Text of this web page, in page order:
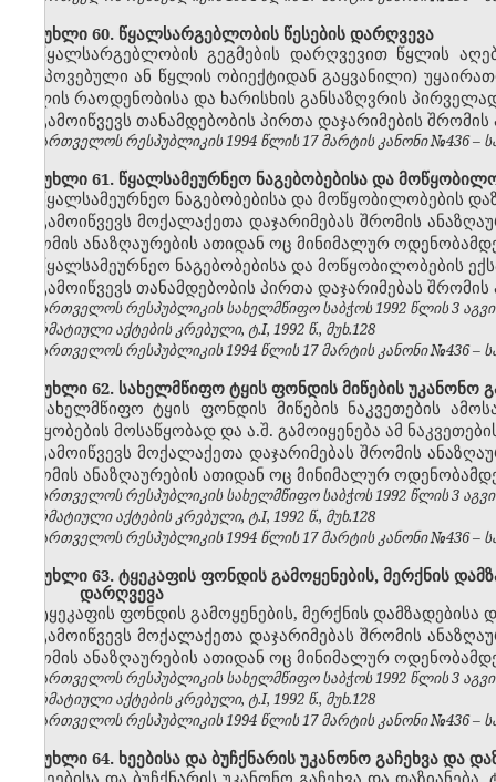
მუხლი 60. წყალსარგებლობის წესების დარღვევა
წყალსარგებლობის გეგმების დარღვევით წყლის
(მოპოვებული ან წყლის ობიექტიდან გაყვანილი)
წყლის რაოდენობისა და ხარისხის განსაზღვრის
გამოიწვევს თანამდებობის პირთა დაჯარიმების
საქართველოს რესპუბლიკის 1994 წლის 17 მარტის კანონი №436 –
მუხლი 61. წყალსამეურნეო ნაგებობებისა და
წყალსამეურნეო ნაგებობებისა და მოწყობილობების
გამოიწვევს მოქალაქეთა დაჯარიმებას შრომის
შრომის ანაზღაურების ათიდან ოც მინიმალურ
წყალსამეურნეო ნაგებობებისა და მოწყობილობების
გამოიწვევს თანამდებობის პირთა დაჯარიმებას
საქართველოს რესპუბლიკის სახელმწიფო საბჭოს 1992 წლის 3
ნორმატიული აქტების კრებული, ტ.I, 1992 წ., მუხ.128
საქართველოს რესპუბლიკის 1994 წლის 17 მარტის კანონი №436 –
მუხლი 62. სახელმწიფო ტყის ფონდის მიწების უკანონო
სახელმწიფო ტყის ფონდის მიწების ნაკვეთების
საწყობების მოსაწყობად და ა.შ. გამოიყენება ამ
გამოიწვევს მოქალაქეთა დაჯარიმებას შრომის
შრომის ანაზღაურების ათიდან ოც მინიმალურ
საქართველოს რესპუბლიკის სახელმწიფო საბჭოს 1992 წლის 3
ნორმატიული აქტების კრებული, ტ.I, 1992 წ., მუხ.128
საქართველოს რესპუბლიკის 1994 წლის 17 მარტის კანონი №436 –
მუხლი 63. ტყეკაფის ფონდის გამოყენების, მერქნის
დარღვევა
ტყეკაფის ფონდის გამოყენების, მერქნის
გამოიწვევს მოქალაქეთა დაჯარიმებას შრომის
შრომის ანაზღაურების ათიდან ოც მინიმალურ
საქართველოს რესპუბლიკის სახელმწიფო საბჭოს 1992 წლის 3
ნორმატიული აქტების კრებული, ტ.I, 1992 წ., მუხ.128
საქართველოს რესპუბლიკის 1994 წლის 17 მარტის კანონი №436 –
მუხლი 64. ხეებისა და ბუჩქნარის უკანონო გაჩეხვა და